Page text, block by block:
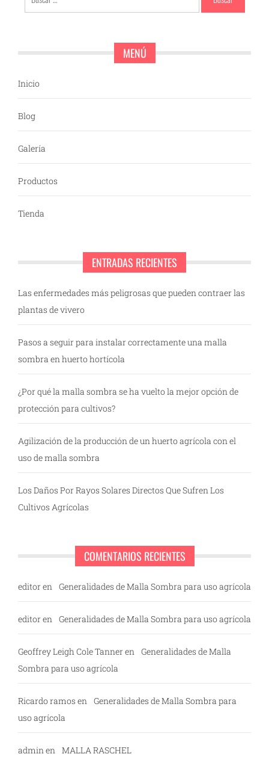
MENÚ
Inicio
Blog
Galería
Productos
Tienda
ENTRADAS RECIENTES
Las enfermedades más peligrosas que pueden contraer las
plantas de vivero
Pasos a seguir para instalar correctamente una malla
sombra en huerto hortícola
¿Por qué la malla sombra se ha vuelto la mejor opción de
protección para cultivos?
Agilización de la producción de un huerto agrícola con el
uso de malla sombra
Los Daños Por Rayos Solares Directos Que Sufren Los
Cultivos Agrícolas
COMENTARIOS RECIENTES
editoren Generalidades de Malla Sombra para uso agrícola
editoren Generalidades de Malla Sombra para uso agrícola
Geoffrey Leigh Cole Tanneren Generalidades de Malla
Sombra para uso agrícola
Ricardo ramos en Generalidades de Malla Sombra para
uso agrícola
adminen MALLA RASCHEL